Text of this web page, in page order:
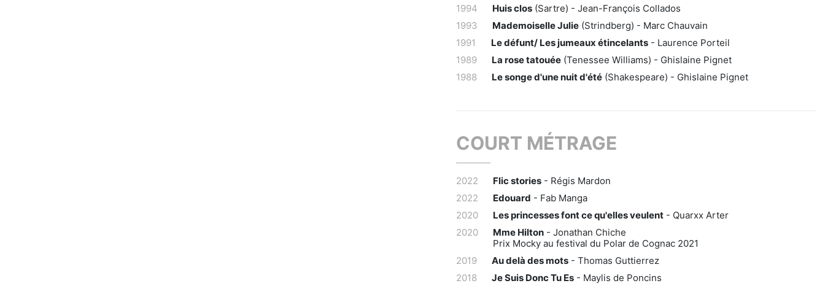
1994
Huis clos (Sartre) - Jean-François Collados
1993
Mademoiselle Julie (Strindberg) - Marc Chauvain
1991
Le défunt/ Les jumeaux étincelants - Laurence Porteil
1989
La rose tatouée (Tenessee Williams) - Ghislaine Pignet
1988
Le songe d'une nuit d'été (Shakespeare) - Ghislaine Pignet
COURT MÉTRAGE
2022 Flic stories - Régis Mardon
2022
Edouard - Fab Manga
2020
Les princesses font ce qu'elles veulent - Quarxx Arter
2020
Mme Hilton - Jonathan Chiche
Prix Mocky au festival du Polar de Cognac 2021
2019
Au delà des mots - Thomas Guttierrez
2018
Je Suis Donc Tu Es - Maylis de Poncins